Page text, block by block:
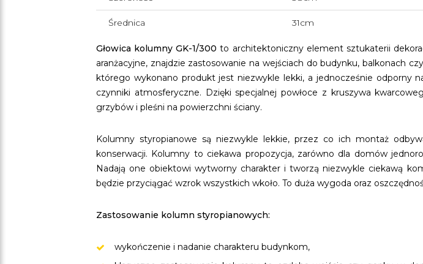
Średnica 31cm
Głowica kolumny GK-1/300 to architektoniczny element sztukaterii
aranżacyjne, znajdzie zastosowanie na wejściach do budynku, balkonach
którego wykonano produkt jest niezwykle lekki, a jednocześnie odporny
czynniki atmosferyczne. Dzięki specjalnej powłoce z kruszywa
grzybów i pleśni na powierzchni ściany.
Kolumny styropianowe są niezwykle lekkie, przez co ich montaż
konserwacji. Kolumny to ciekawa propozycja, zarówno dla domów
Nadają one obiektowi wytworny charakter i tworzą niezwykle ciekawą
będzie przyciągać wzrok wszystkich wkoło. To duża wygoda oraz
Zastosowanie kolumn styropianowych:
wykończenie i nadanie charakteru budynkom,